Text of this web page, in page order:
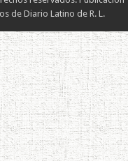
de Diario Latino de R. L.